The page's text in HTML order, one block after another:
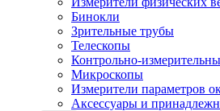
Бинокли
Зрительные трубы
Телескопы
Контрольно-
Микроскопы
Измерители параметров
Аксессуары и